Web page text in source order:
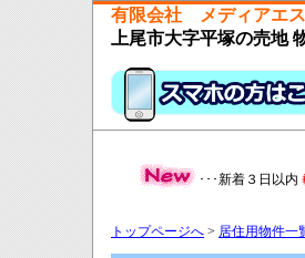
有限会社 メディアエス
上尾市大字平塚の売地
･･･新着３日以内
トップページへ > 居住用物件一